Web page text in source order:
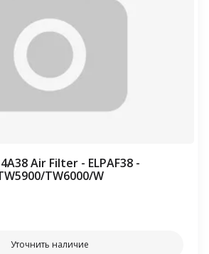
Air Filter - ELPAF38 -
TW6000/W
Уточнить наличие